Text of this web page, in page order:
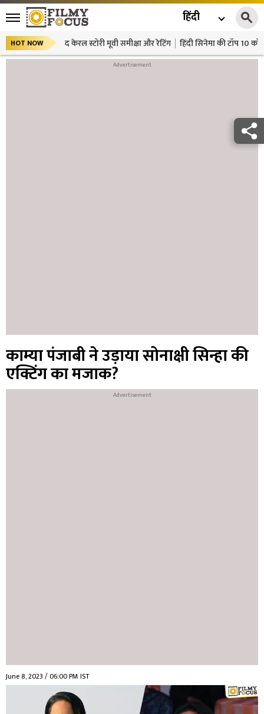
हिंदी
HOT NOW द केरल स्टोरी मूवी समीक्षा और रेटिंग हिंदी सिनेमा की टॉप 10
काम्या पंजाबी ने उड़ाया सोनाक्षी सिन्हा की
एक्टिंग का मजाक?
June 8, 2023 / 06:00 PM IST